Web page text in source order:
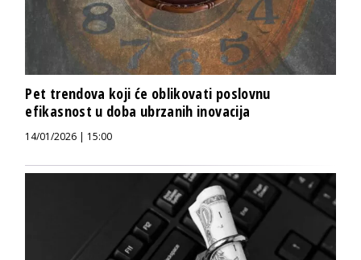
Pet trendova koji će oblikovati poslovnu
efikasnost u doba ubrzanih inovacija
14/01/2026 | 15:00